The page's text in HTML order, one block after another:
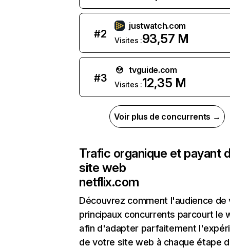
#2
justwatch.com
Visites :93,57 M
#3
tvguide.com
Visites :12,35 M
Voir plus de concurrents →
Trafic organique et payant
site web
netflix.com
Découvrez comment l'audience de
principaux concurrents parcourt le
afin d'adapter parfaitement
de votre site web à chaque étape